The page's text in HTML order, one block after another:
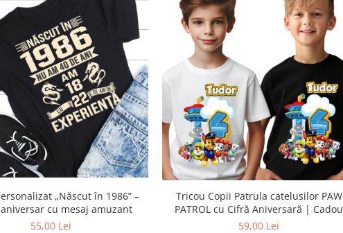
„Născut în 1986” –
cu mesaj amuzant
55,00 Lei
Tricou Copii Patrula catelusilor PAW
PATROL cu Cifră Aniversară | Cadou
Personalizat e-CADOU - Copie
59,00 Lei